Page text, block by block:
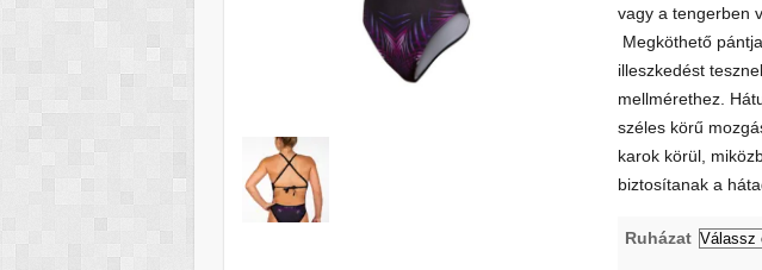
vagy a tengerben
Megköthető
illeszkedést
mellmérethez.
széles körű
karok körül,
biztosítanak a
Ruházat